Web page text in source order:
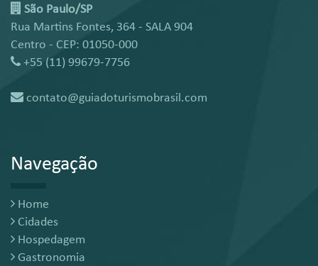
São Paulo/SP
Rua Martins Fontes, 364 - SALA 904
Centro - CEP: 01050-000
+55 (11) 99679-7756
contato@guiadoturismobrasil.com
Navegação
Home
Cidades
Hospedagem
Gastronomia